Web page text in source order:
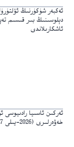
ئەكبەر شۈكۈرنىڭ
دېلوسىنىڭ بىر قىسىم
ئاشكارىلاندى
ئەركىن ئاسىيا رادىيوسى
خەۋەرلىرى (2026-يىلى 7-ئاۋغۇست)